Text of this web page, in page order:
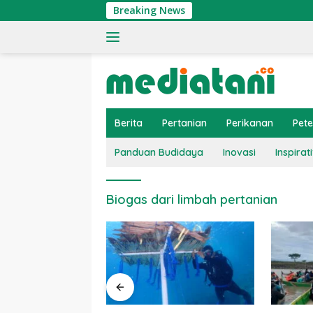
ke
Breaking News
Berita Pertanian Perikanan
Panduan Budidaya Inovasi
Biogas dari limbah pertanian